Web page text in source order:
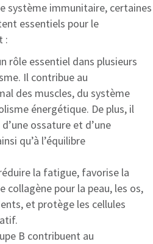
système immunitaire, certaines
essentiels pour le
:
rôle essentiel dans plusieurs
Il contribue au
des muscles, du système
énergétique. De plus, il
ossature et d’une
qu’à l’équilibre
la fatigue, favorise la
pour la peau, les os,
et protège les cellules
B contribuent au